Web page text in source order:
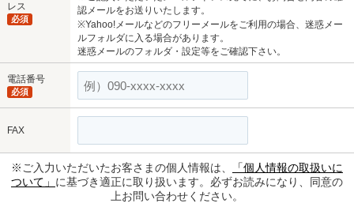
レス
必須
認メールをお送りいたします。
※Yahoo!メールなどのフリーメールをご利用の場合、迷惑メー
ルフォルダに入る場合があります。
迷惑メールのフォルダ・設定等をご確認下さい。
電話番号
必須
FAX
※ご入力いただいたお客さまの個人情報は、
「個人情報の取扱いに
ついて」 に基づき適正に取り扱います。必ずお読みになり、同意の
上お問い合わせください。